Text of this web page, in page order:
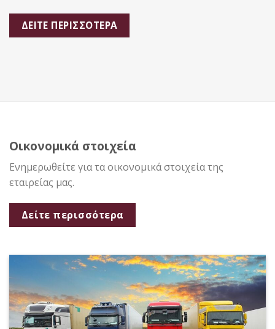
ΔΕΊΤΕ ΠΕΡΙΣΣΌΤΕΡΑ
Οικονομικά στοιχεία
Ενημερωθείτε για τα οικονομικά στοιχεία της
εταιρείας μας.
Δείτε περισσότερα